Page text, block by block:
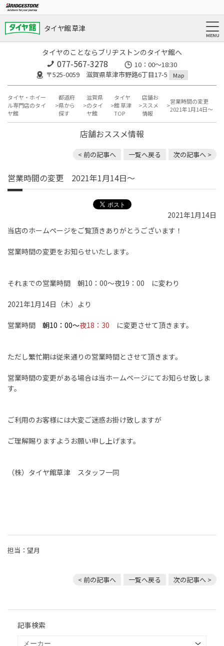
タイヤ館 草津
タイヤのことならブリヂストンのタイヤ館へ
077-567-3278
10：00～18:30
〒525-0059 滋賀県草津市野路6丁目17-5
Map
タイヤ・ホイー
ル専門店のタイ
ヤ館
都道府
県から
探す
滋賀県
のタイ
ヤ館
タイヤ
館 草津
TOP
店舗お
ススメ
情報
営業時間の変更
2021年1月14日～
店舗おススメ情報
< 前の記事へ 一覧へ戻る 次の記事へ >
営業時間の変更 2021年1月14日～
2021年1月14日
当店のホームページをご覧頂きありがとうございます！
営業時間の変更をお知らせいたします。
それまでの営業時間 朝10：00～夜19：00 に変わり
2021年1月14日（木）より
営業時間 朝10：00～夜18：30 に変更させて頂きます。
ただし繁忙期は従来通りの営業時間とさせて頂きます。
営業時間の変更がある場合は当ホームページにてお知らせ致しま
す。
ご利用のお客様には大変ご迷惑お掛け致しますが
ご理解賜りますようお願い申し上げます。
（株）タイヤ館草津 スタッフ一同
担当：望月
< 前の記事へ 一覧へ戻る 次の記事へ >
記事検索